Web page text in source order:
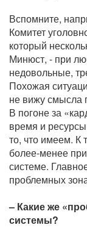
Вспомните,
Комитет
который
Минюст, - при
недовольные,
Похожая
не вижу смысла
В погоне за
время и
то, что имеем. К
более-менее
системе.
проблемных
– Какие же
системы?